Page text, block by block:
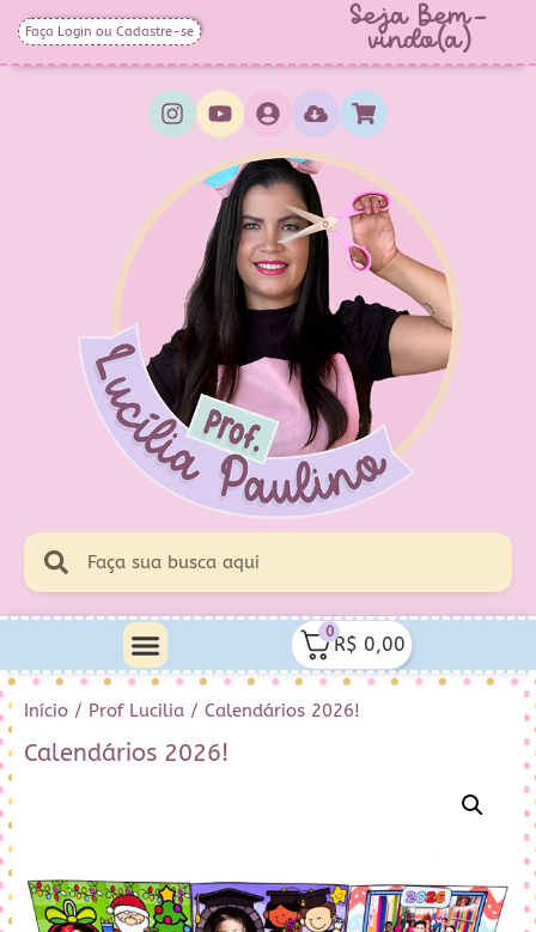
Faça Login ou Cadastre-se Seja Bem-
vindo(a)
0
R$ 0,00
Início / Prof Lucilia / Calendários 2026!
Calendários 2026!